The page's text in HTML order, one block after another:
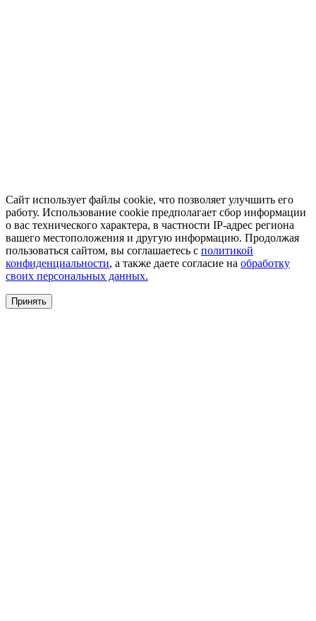
Сайт использует файлы cookie, что позволяет улучшить его
работу. Использование cookie предполагает сбор информации
о вас технического характера, в частности IP-адрес региона
вашего местоположения и другую информацию. Продолжая
пользоваться сайтом, вы соглашаетесь с политикой
конфиденциальности, а также даете согласие на обработку
своих персональных данных.
Принять